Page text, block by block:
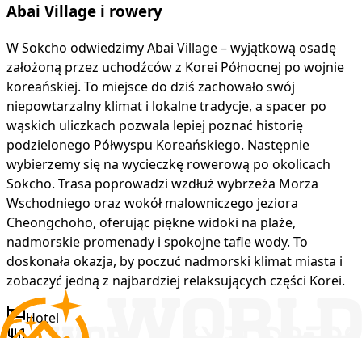
Abai Village i rowery
W Sokcho odwiedzimy Abai Village – wyjątkową osadę
założoną przez uchodźców z Korei Północnej po wojnie
koreańskiej. To miejsce do dziś zachowało swój
niepowtarzalny klimat i lokalne tradycje, a spacer po
wąskich uliczkach pozwala lepiej poznać historię
podzielonego Półwyspu Koreańskiego. Następnie
wybierzemy się na wycieczkę rowerową po okolicach
Sokcho. Trasa poprowadzi wzdłuż wybrzeża Morza
Wschodniego oraz wokół malowniczego jeziora
Cheongchoho, oferując piękne widoki na plaże,
nadmorskie promenady i spokojne tafle wody. To
doskonała okazja, by poczuć nadmorski klimat miasta i
zobaczyć jedną z najbardziej relaksujących części Korei.
Hotel